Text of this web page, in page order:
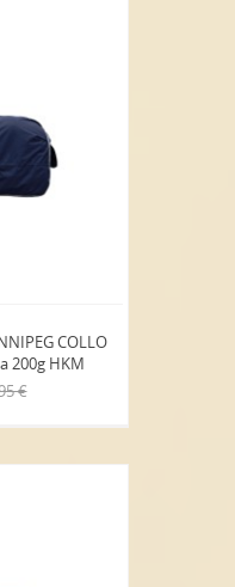
COLLO
200g HKM
€